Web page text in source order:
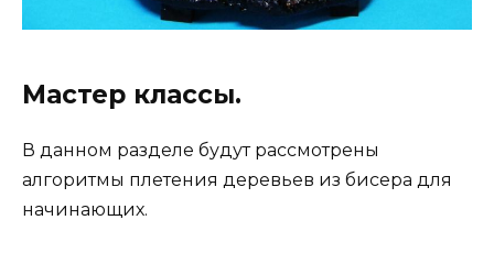
Мастер классы.
В данном разделе будут рассмотрены
алгоритмы плетения деревьев из бисера для
начинающих.